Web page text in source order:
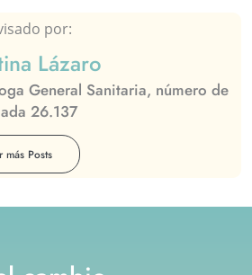
Lázaro
General Sanitaria, número de
26.137
más Posts